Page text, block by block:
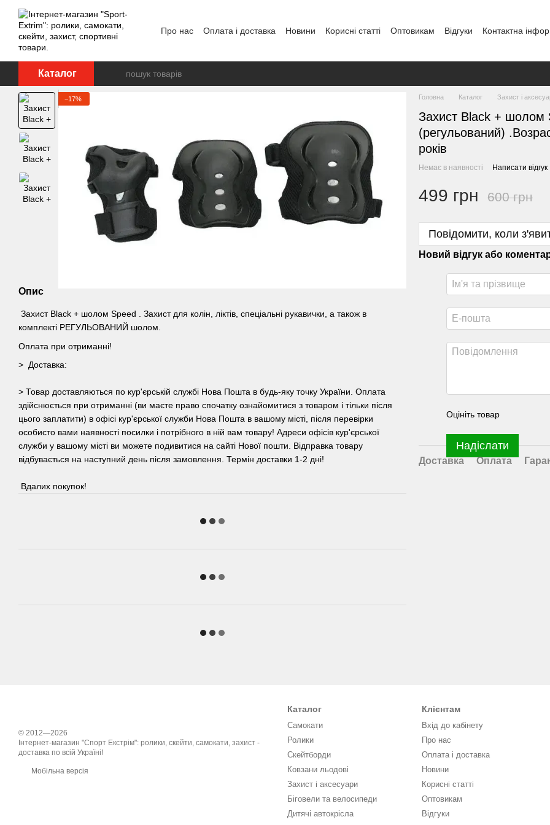
Перейти до основного контенту
Про нас Оплата і доставка Новини Кориcні статті Оптовикам Відгуки Контактна
Каталог
−17%
Опис
Захист Black + шолом Speed . Захист для колін, ліктів, спеціальні рукавички, а також в
комплекті РЕГУЛЬОВАНИЙ шолом.
Оплата при отриманні!
> Доставка:
> Товар доставляються по кур'єрській службі Нова Пошта в будь-яку точку України. Оплата
здійснюється при отриманні (ви маєте право спочатку ознайомитися з товаром і тільки після
цього заплатити) в офісі кур'єрської служби Нова Пошта в вашому місті, після перевірки
особисто вами наявності посилки і потрібного в ній вам товару! Адреси офісів кур'єрської
служби у вашому місті ви можете подивитися на сайті Нової пошти. Відправка товару
відбувається на наступний день після замовлення. Термін доставки 1-2 дні!
Вдалих покупок!
Головна Каталог Захист і
Захист Black + шолом
(регульований)
років
Немає в наявності Написати відгук
499 грн 600 грн
Повідомити, коли
Новий відгук або
Оцініть товар
Надіслати
Доставка Оплата
© 2012—2026
Інтернет-магазин "Спорт Екстрім": ролики, скейти, самокати, захист -
доставка по всій Україні!
Мобільна версія
Каталог
Самокати
Ролики
Скейтборди
Ковзани льодові
Захист і аксесуари
Біговели та велосипеди
Дитячі автокрісла
Клієнтам
Вхід до кабінету
Про нас
Оплата і доставка
Новини
Кориcні статті
Оптовикам
Відгуки